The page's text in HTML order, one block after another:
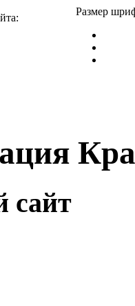
Размер
сайт